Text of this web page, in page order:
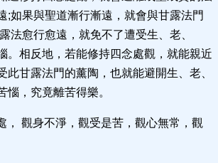
;如果與聖道漸行漸遠，就會與甘露法門
法愈行愈遠，就免不了遭受生、老、
。相反地，若能修持四念處觀，就能親近
此甘露法門的薰陶，也就能避開生、老、
惱，究竟離苦得樂。
， 觀身不淨，觀受是苦，觀心無常，觀